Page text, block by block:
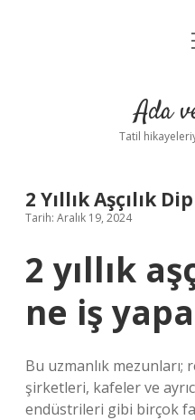
Ada
Tatil
2 Yıllık Aşçılık
Tarih: Aralık 19, 2024
2 yıllık
ne iş
Bu uzmanlık
şirketleri, kafeler ve
endüstrileri gibi birçok